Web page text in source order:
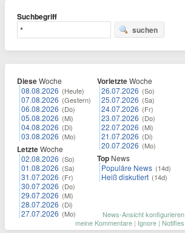
Suchbegriff
suchen
DieseWoche
08.08.2026 (Heute)
07.08.2026 (Gestern)
06.08.2026 (Do)
05.08.2026 (Mi)
04.08.2026 (Di)
03.08.2026 (Mo)
LetzteWoche
02.08.2026 (So)
01.08.2026 (Sa)
31.07.2026 (Fr)
30.07.2026 (Do)
29.07.2026 (Mi)
28.07.2026 (Di)
27.07.2026 (Mo)
VorletzteWoche
26.07.2026 (So)
25.07.2026 (Sa)
24.07.2026 (Fr)
23.07.2026 (Do)
22.07.2026 (Mi)
21.07.2026 (Di)
20.07.2026 (Mo)
Top News
Populäre News (14d)
Heiß diskutiert (14d)
News-Ansicht konfigurieren
meine Kommentare | Ignore | Notifies